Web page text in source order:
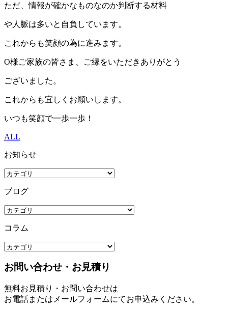
ただ、情報が確かなものなのか判断する材料
や人脈は多いと自負しています。
これからも笑顔の為に進みます。
O様ご家族の皆さま、ご縁をいただきありがとう
ございました。
これからも宜しくお願いします。
いつも笑顔で一歩一歩！
ALL
お知らせ
ブログ
コラム
お問い合わせ・お見積り
無料お見積り・お問い合わせは
お電話またはメールフォームにてお申込みください。